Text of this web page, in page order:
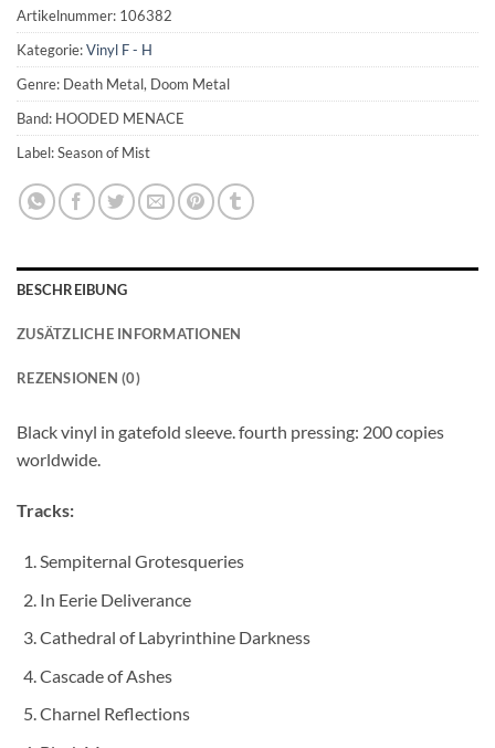
Artikelnummer: 106382
Kategorie:Vinyl F - H
Genre: Death Metal, Doom Metal
Band: HOODED MENACE
Label: Season of Mist
BESCHREIBUNG
ZUSÄTZLICHE INFORMATIONEN
REZENSIONEN (0)
Black vinyl in gatefold sleeve. fourth pressing: 200 copies
worldwide.
Tracks:
Sempiternal Grotesqueries
In Eerie Deliverance
Cathedral of Labyrinthine Darkness
Cascade of Ashes
Charnel Reflections